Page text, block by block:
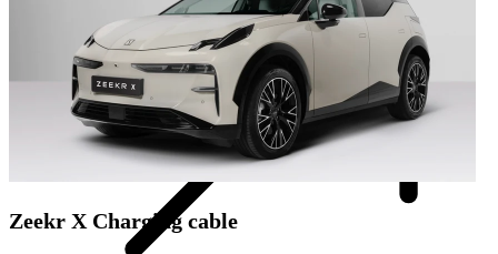
Zeekr X Charging cable